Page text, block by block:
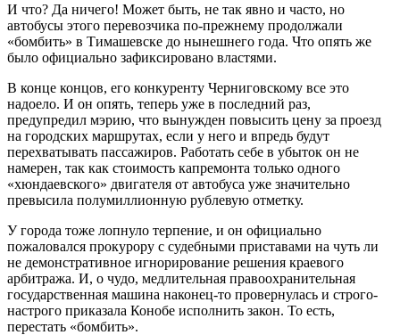
И что? Да ничего! Может быть, не так явно и часто, но
автобусы этого перевозчика по-прежнему продолжали
«бомбить» в Тимашевске до нынешнего года. Что опять же
было официально зафиксировано властями.
В конце концов, его конкуренту Черниговскому все это
надоело. И он опять, теперь уже в последний раз,
предупредил мэрию, что вынужден повысить цену за проезд
на городских маршрутах, если у него и впредь будут
перехватывать пассажиров. Работать себе в убыток он не
намерен, так как стоимость капремонта только одного
«хюндаевского» двигателя от автобуса уже значительно
превысила полумиллионную рублевую отметку.
У города тоже лопнуло терпение, и он официально
пожаловался прокурору с судебными приставами на чуть ли
не демонстративное игнорирование решения краевого
арбитража. И, о чудо, медлительная правоохранительная
государственная машина наконец-то провернулась и строго-
настрого приказала Конобе исполнить закон. То есть,
перестать «бомбить».